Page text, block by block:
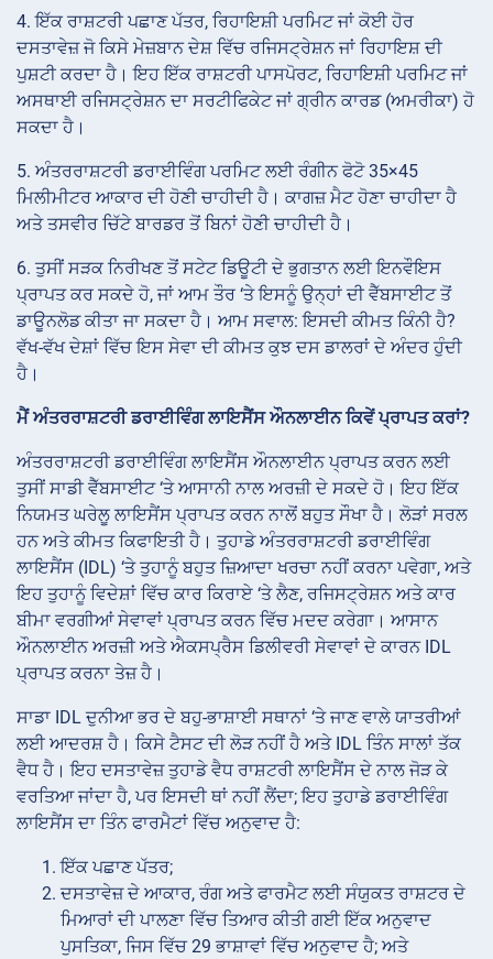
4. ਇੱਕ ਰਾਸ਼ਟਰੀ ਪਛਾਣ ਪੱਤਰ, ਰਿਹਾਇਸ਼ੀ ਪਰਮਿਟ ਜਾਂ ਕੋਈ ਹੋਰ
ਦਸਤਾਵੇਜ਼ ਜੋ ਕਿਸੇ ਮੇਜ਼ਬਾਨ ਦੇਸ਼ ਵਿੱਚ ਰਜਿਸਟ੍ਰੇਸ਼ਨ ਜਾਂ ਰਿਹਾਇਸ਼ ਦੀ
ਪੁਸ਼ਟੀ ਕਰਦਾ ਹੈ। ਇਹ ਇੱਕ ਰਾਸ਼ਟਰੀ ਪਾਸਪੋਰਟ, ਰਿਹਾਇਸ਼ੀ ਪਰਮਿਟ ਜਾਂ
ਅਸਥਾਈ ਰਜਿਸਟ੍ਰੇਸ਼ਨ ਦਾ ਸਰਟੀਫਿਕੇਟ ਜਾਂ ਗ੍ਰੀਨ ਕਾਰਡ (ਅਮਰੀਕਾ) ਹੋ
ਸਕਦਾ ਹੈ।
5. ਅੰਤਰਰਾਸ਼ਟਰੀ ਡਰਾਈਵਿੰਗ ਪਰਮਿਟ ਲਈ ਰੰਗੀਨ ਫੋਟੋ 35×45
ਮਿਲੀਮੀਟਰ ਆਕਾਰ ਦੀ ਹੋਣੀ ਚਾਹੀਦੀ ਹੈ। ਕਾਗਜ਼ ਮੈਟ ਹੋਣਾ ਚਾਹੀਦਾ ਹੈ
ਅਤੇ ਤਸਵੀਰ ਚਿੱਟੇ ਬਾਰਡਰ ਤੋਂ ਬਿਨਾਂ ਹੋਣੀ ਚਾਹੀਦੀ ਹੈ।
6. ਤੁਸੀਂ ਸੜਕ ਨਿਰੀਖਣ ਤੋਂ ਸਟੇਟ ਡਿਊਟੀ ਦੇ ਭੁਗਤਾਨ ਲਈ ਇਨਵੌਇਸ
ਪ੍ਰਾਪਤ ਕਰ ਸਕਦੇ ਹੋ, ਜਾਂ ਆਮ ਤੌਰ ‘ਤੇ ਇਸਨੂੰ ਉਨ੍ਹਾਂ ਦੀ ਵੈੱਬਸਾਈਟ ਤੋਂ
ਡਾਊਨਲੋਡ ਕੀਤਾ ਜਾ ਸਕਦਾ ਹੈ। ਆਮ ਸਵਾਲ: ਇਸਦੀ ਕੀਮਤ ਕਿੰਨੀ ਹੈ?
ਵੱਖ-ਵੱਖ ਦੇਸ਼ਾਂ ਵਿੱਚ ਇਸ ਸੇਵਾ ਦੀ ਕੀਮਤ ਕੁਝ ਦਸ ਡਾਲਰਾਂ ਦੇ ਅੰਦਰ ਹੁੰਦੀ
ਹੈ।
ਮੈਂ ਅੰਤਰਰਾਸ਼ਟਰੀ ਡਰਾਈਵਿੰਗ ਲਾਇਸੈਂਸ ਔਨਲਾਈਨ ਕਿਵੇਂ ਪ੍ਰਾਪਤ ਕਰਾਂ?
ਅੰਤਰਰਾਸ਼ਟਰੀ ਡਰਾਈਵਿੰਗ ਲਾਇਸੈਂਸ ਔਨਲਾਈਨ ਪ੍ਰਾਪਤ ਕਰਨ ਲਈ
ਤੁਸੀਂ ਸਾਡੀ ਵੈੱਬਸਾਈਟ ‘ਤੇ ਆਸਾਨੀ ਨਾਲ ਅਰਜ਼ੀ ਦੇ ਸਕਦੇ ਹੋ। ਇਹ ਇੱਕ
ਨਿਯਮਤ ਘਰੇਲੂ ਲਾਇਸੈਂਸ ਪ੍ਰਾਪਤ ਕਰਨ ਨਾਲੋਂ ਬਹੁਤ ਸੌਖਾ ਹੈ। ਲੋੜਾਂ ਸਰਲ
ਹਨ ਅਤੇ ਕੀਮਤ ਕਿਫਾਇਤੀ ਹੈ। ਤੁਹਾਡੇ ਅੰਤਰਰਾਸ਼ਟਰੀ ਡਰਾਈਵਿੰਗ
ਲਾਇਸੈਂਸ (IDL) ‘ਤੇ ਤੁਹਾਨੂੰ ਬਹੁਤ ਜ਼ਿਆਦਾ ਖਰਚਾ ਨਹੀਂ ਕਰਨਾ ਪਵੇਗਾ, ਅਤੇ
ਇਹ ਤੁਹਾਨੂੰ ਵਿਦੇਸ਼ਾਂ ਵਿੱਚ ਕਾਰ ਕਿਰਾਏ ‘ਤੇ ਲੈਣ, ਰਜਿਸਟ੍ਰੇਸ਼ਨ ਅਤੇ ਕਾਰ
ਬੀਮਾ ਵਰਗੀਆਂ ਸੇਵਾਵਾਂ ਪ੍ਰਾਪਤ ਕਰਨ ਵਿੱਚ ਮਦਦ ਕਰੇਗਾ। ਆਸਾਨ
ਔਨਲਾਈਨ ਅਰਜ਼ੀ ਅਤੇ ਐਕਸਪ੍ਰੈਸ ਡਿਲੀਵਰੀ ਸੇਵਾਵਾਂ ਦੇ ਕਾਰਨ IDL
ਪ੍ਰਾਪਤ ਕਰਨਾ ਤੇਜ਼ ਹੈ।
ਸਾਡਾ IDL ਦੁਨੀਆ ਭਰ ਦੇ ਬਹੁ-ਭਾਸ਼ਾਈ ਸਥਾਨਾਂ ‘ਤੇ ਜਾਣ ਵਾਲੇ ਯਾਤਰੀਆਂ
ਲਈ ਆਦਰਸ਼ ਹੈ। ਕਿਸੇ ਟੈਸਟ ਦੀ ਲੋੜ ਨਹੀਂ ਹੈ ਅਤੇ IDL ਤਿੰਨ ਸਾਲਾਂ ਤੱਕ
ਵੈਧ ਹੈ। ਇਹ ਦਸਤਾਵੇਜ਼ ਤੁਹਾਡੇ ਵੈਧ ਰਾਸ਼ਟਰੀ ਲਾਇਸੈਂਸ ਦੇ ਨਾਲ ਜੋੜ ਕੇ
ਵਰਤਿਆ ਜਾਂਦਾ ਹੈ, ਪਰ ਇਸਦੀ ਥਾਂ ਨਹੀਂ ਲੈਂਦਾ; ਇਹ ਤੁਹਾਡੇ ਡਰਾਈਵਿੰਗ
ਲਾਇਸੈਂਸ ਦਾ ਤਿੰਨ ਫਾਰਮੈਟਾਂ ਵਿੱਚ ਅਨੁਵਾਦ ਹੈ:
ਇੱਕ ਪਛਾਣ ਪੱਤਰ;
ਦਸਤਾਵੇਜ਼ ਦੇ ਆਕਾਰ, ਰੰਗ ਅਤੇ ਫਾਰਮੈਟਲਈ ਸੰਯੁਕਤ ਰਾਸ਼ਟਰ ਦੇ
ਮਿਆਰਾਂ ਦੀ ਪਾਲਣਾ ਵਿੱਚ ਤਿਆਰ ਕੀਤੀਗਈ ਇੱਕ ਅਨੁਵਾਦ
ਪੁਸਤਿਕਾ, ਜਿਸ ਵਿੱਚ 29 ਭਾਸ਼ਾਵਾਂ ਵਿੱਚ ਅਨੁਵਾਦ ਹੈ; ਅਤੇ